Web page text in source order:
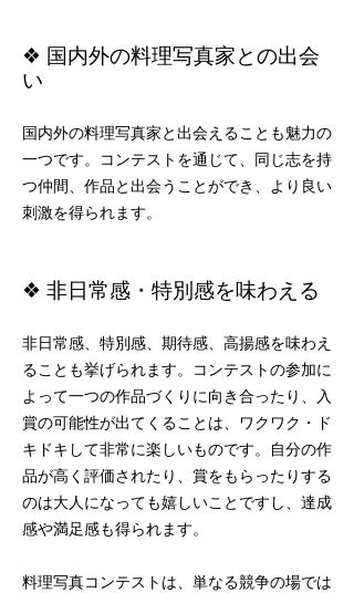
❖ 国内外の料理写真家との出会
い
国内外の料理写真家と出会えることも魅力の
一つです。コンテストを通じて、同じ志を持
つ仲間、作品と出会うことができ、より良い
刺激を得られます。
❖ 非日常感・特別感を味わえる
非日常感、特別感、期待感、高揚感を味わえ
ることも挙げられます。コンテストの参加に
よって一つの作品づくりに向き合ったり、入
賞の可能性が出てくることは、ワクワク・ド
キドキして非常に楽しいものです。自分の作
品が高く評価されたり、賞をもらったりする
のは大人になっても嬉しいことですし、達成
感や満足感も得られます。
料理写真コンテストは、単なる競争の場では